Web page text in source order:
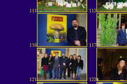
111 112
116 117
121 122